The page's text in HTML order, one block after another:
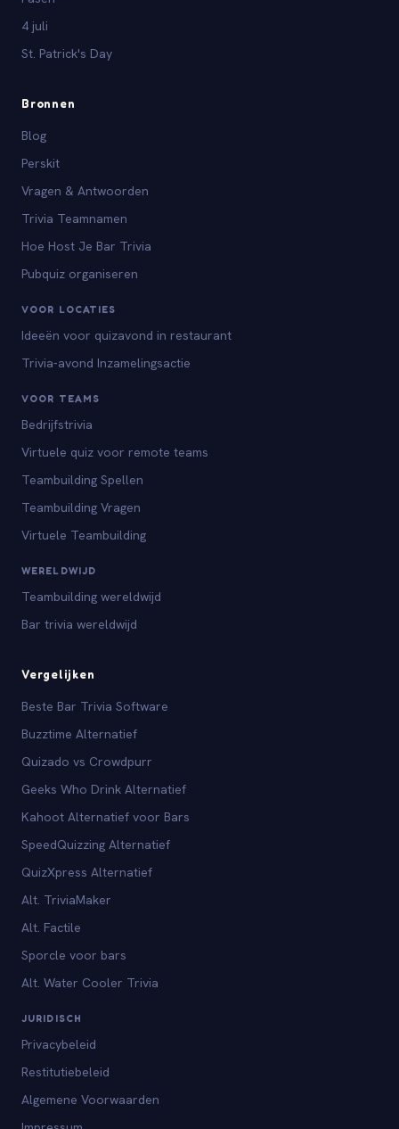
4 juli
St. Patrick's Day
Bronnen
Blog
Perskit
Vragen & Antwoorden
Trivia Teamnamen
Hoe Host Je Bar Trivia
Pubquiz organiseren
VOOR LOCATIES
Ideeën voor quizavond in restaurant
Trivia-avond Inzamelingsactie
VOOR TEAMS
Bedrijfstrivia
Virtuele quiz voor remote teams
Teambuilding Spellen
Teambuilding Vragen
Virtuele Teambuilding
WERELDWIJD
Teambuilding wereldwijd
Bar trivia wereldwijd
Vergelijken
Beste Bar Trivia Software
Buzztime Alternatief
Quizado vs Crowdpurr
Geeks Who Drink Alternatief
Kahoot Alternatief voor Bars
SpeedQuizzing Alternatief
QuizXpress Alternatief
Alt. TriviaMaker
Alt. Factile
Sporcle voor bars
Alt. Water Cooler Trivia
JURIDISCH
Privacybeleid
Restitutiebeleid
Algemene Voorwaarden